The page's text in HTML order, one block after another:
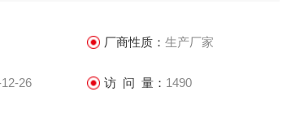
厂商性质： 生产厂家
26 访 问 量： 1490